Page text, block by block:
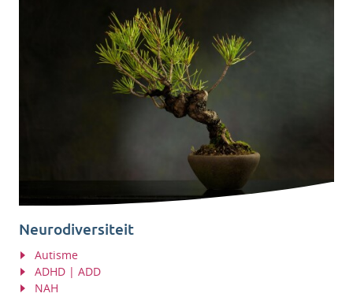
Neurodiversiteit
Autisme
ADHD | ADD
NAH